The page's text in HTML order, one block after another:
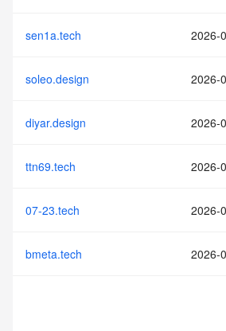
sen1a.tech 2026-
soleo.design 2026-
diyar.design 2026-
ttn69.tech 2026-
07-23.tech 2026-
bmeta.tech 2026-